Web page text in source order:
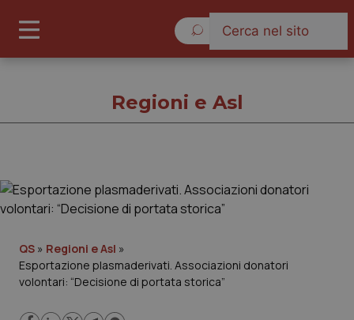
Governo e Parlamento
Regioni e Asl
Regioni e Asl
QS » Regioni e Asl »
Esportazione plasmaderivati. Associazioni donatori
volontari: “Decisione di portata storica”